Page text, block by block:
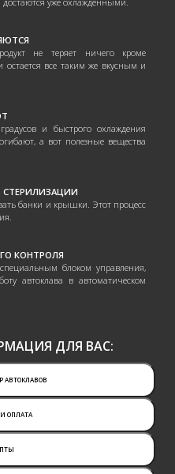
не теряет ничего кроме
остается все таким же вкусным и
и быстрого охлаждения
а вот полезные вещества
банки и крышки. Этот процесс
КОНТРОЛЯ
блоком управления,
автоклава в автоматическом
ДЛЯ ВАС:
АВТОКЛАВОВ
ОПЛАТА